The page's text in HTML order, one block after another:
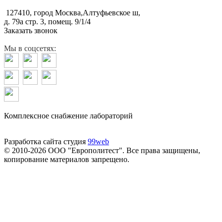
127410, город Москва,Алтуфьевское ш,
д. 79а стр. 3, помещ. 9/1/4
Заказать звонок
Мы в соцсетях:
Комплексное снабжение лабораторий
Разработка сайта студия 99web
© 2010-2026 ООО "Европолитест". Все права защищены,
копирование материалов запрещено.